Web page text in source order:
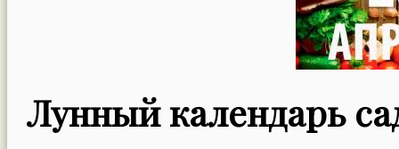
Лунный календарь